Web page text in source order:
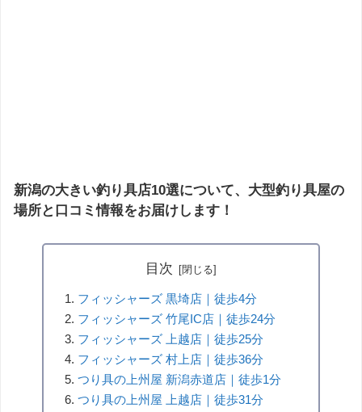
新潟の大きい釣り具店10選について、大型釣り具屋の
場所と口コミ情報をお届けします！
目次
フィッシャーズ 黒埼店｜徒歩4分
フィッシャーズ 竹尾IC店｜徒歩24分
フィッシャーズ 上越店｜徒歩25分
フィッシャーズ 村上店｜徒歩36分
つり具の上州屋 新潟赤道店｜徒歩1分
つり具の上州屋 上越店｜徒歩31分